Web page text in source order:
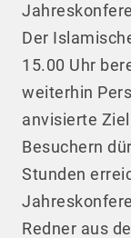
Der
15.00 Uhr
weiterhin
anvisierte
Besuchern
Stunden
Redner aus